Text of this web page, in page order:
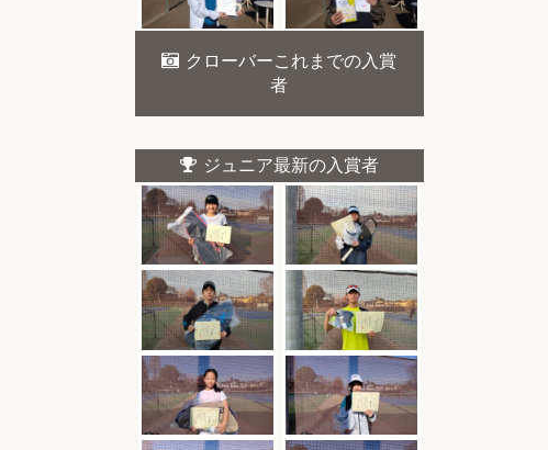
クローバーこれまでの入賞
者
ジュニア最新の入賞者